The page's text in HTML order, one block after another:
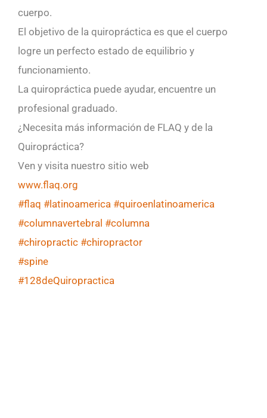
cuerpo.
El objetivo de la quiropráctica es que el cuerpo
logre un perfecto estado de equilibrio y
funcionamiento.
La quiropráctica puede ayudar, encuentre un
profesional graduado.
¿Necesita más información de FLAQ y de la
Quiropráctica?
Ven y visita nuestro sitio web
www.flaq.org
#flaq #latinoamerica #quiroenlatinoamerica
#columnavertebral #columna
#chiropractic #chiropractor
#spine
#128deQuiropractica